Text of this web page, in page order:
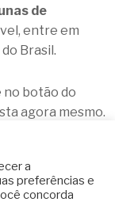
de
entre em
Brasil.
no botão do
agora mesmo.
a
preferências e
concorda